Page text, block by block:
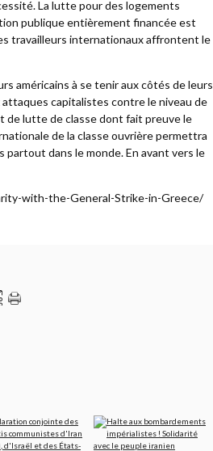
La lutte pour des logements
publique entièrement financée est
travailleurs internationaux affrontent le
américains à se tenir aux côtés de leurs
capitalistes contre le niveau de
de lutte de classe dont fait preuve le
de la classe ouvrière permettra
dans le monde. En avant vers le
with-the-General-Strike-in-Greece/